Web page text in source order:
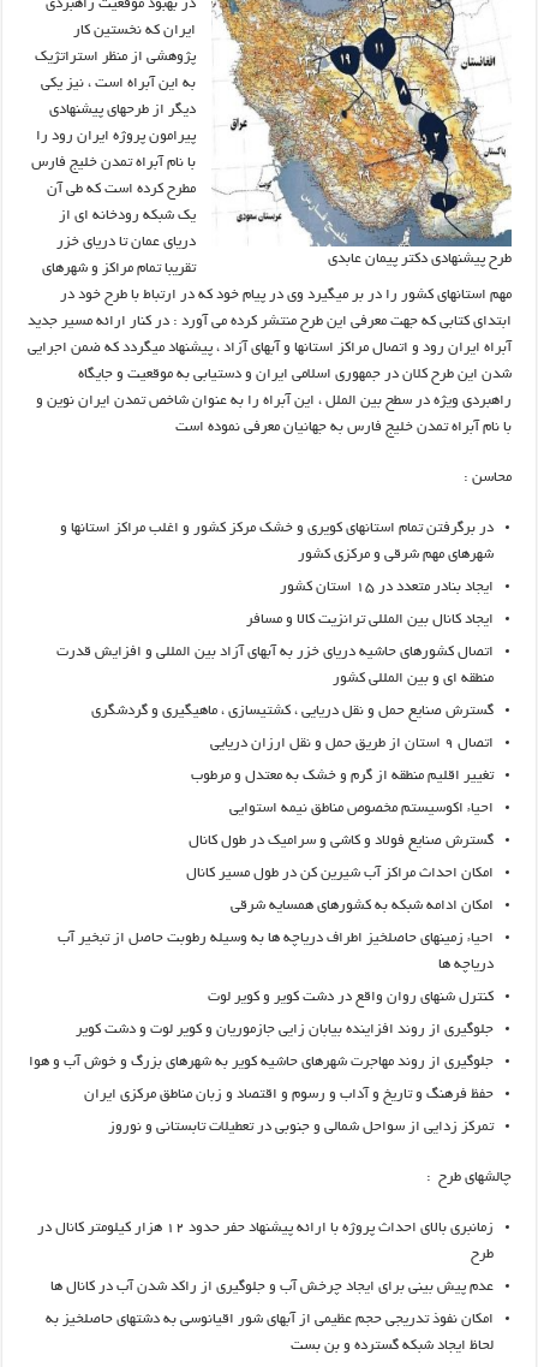
طرح پیشنهادی دکتر پیمان عابدی
در بهبود موقعیت راهبردی
ایران که نخستین کار
پژوهشی از منظر استراتژیک
به این آبراه است ، نیز یکی
دیگر از طرحهای پیشنهادی
پیرامون پروژه ایران رود را
با نام آبراه تمدن خلیج فارس
مطرح کرده است که طی آن
یک شبکه رودخانه ای از
دریای عمان تا دریای خزر
تقریبا تمام مراکز و شهرهای
مهم استانهای کشور را در بر میگیرد وی در پیام خود که در ارتباط با طرح خود در
ابتدای کتابی که جهت معرفی این طرح منتشر کرده می آورد : در کنار ارائه مسیر جدید
آبراه ایران رود و اتصال مراکز استانها و آبهای آزاد ، پیشنهاد میگردد که ضمن اجرایی
شدن این طرح کلان در جمهوری اسلامی ایران و دستیابی به موقعیت و جایگاه
راهبردی ویژه در سطح بین الملل ، این آبراه را به عنوان شاخص تمدن ایران نوین و
با نام آبراه تمدن خلیج فارس به جهانیان معرفی نموده است
محاسن :
در برگرفتن تمام استانهای کویری و خشک مرکز کشور و اغلب مراکز استانها و
شهرهای مهم شرقی و مرکزی کشور
ایجاد بنادر متعدد در ۱۵ استان کشور
ایجاد کانال بین المللی ترانزیت کالا و مسافر
اتصال کشورهای حاشیه دریای خزر به آبهای آزاد بین المللی و افزایش قدرت
منطقه ای و بین المللی کشور
گسترش صنایع حمل و نقل دریایی ، کشتیسازی ، ماهیگیری و گردشگری
اتصال ۹ استان از طریق حمل و نقل ارزان دریایی
تغییر اقلیم منطقه از گرم و خشک به معتدل و مرطوب
احیاء اکوسیستم مخصوص مناطق نیمه استوایی
گسترش صنایع فولاد و کاشی و سرامیک در طول کانال
امکان احداث مراکز آب شیرین کن در طول مسیر کانال
امکان ادامه شبکه به کشورهای همسایه شرقی
احیاء زمینهای حاصلخیز اطراف دریاچه ها به وسیله رطوبت حاصل از تبخیر آب
دریاچه ها
کنترل شنهای روان واقع در دشت کویر و کویر لوت
جلوگیری از روند افزاینده بیابان زایی جازموریان و کویر لوت و دشت کویر
جلوگیری از روند مهاجرت شهرهای حاشیه کویر به شهرهای بزرگ و خوش آب و هوا
حفظ فرهنگ و تاریخ و آداب و رسوم و اقتصاد و زبان مناطق مرکزی ایران
تمرکز زدایی از سواحل شمالی و جنوبی در تعطیلات تابستانی و نوروز
چالشهای طرح :
زمانبری بالای احداث پروژه با ارائه پیشنهاد حفر حدود ۱۲ هزار کیلومتر کانال در
طرح
عدم پیش بینی برای ایجاد چرخش آب و جلوگیری از راکد شدن آب در کانال ها
امکان نفوذ تدریجی حجم عظیمی از آبهای شور اقیانوسی به دشتهای حاصلخیز به
لحاظ ایجاد شبکه گسترده و بن بست